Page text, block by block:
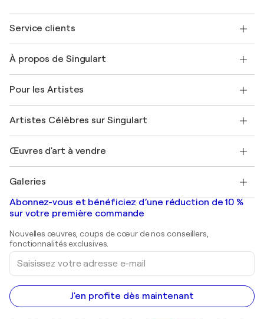
Service clients
Expédition
Offrir une carte cadeau
Rejoignez notre programme commercial
Mon compte
+33 1 76 44 06 42
À propos de Singulart
FAQ
Magazine Singulart
Emplois
Découvrez une sélection d'art original
Pour les Artistes
Se connecter en tant qu'Artiste
Artistes Célèbres sur Singulart
Marc Chagall
Banksy
Mr. Brainwash
Shepard Fairey
Œuvres d'art à vendre
Tableaux abstraits à vendre
Peintures de paysage
Estampes
Peintures acryliques
Galeries
Galeries d'art en France
Galeries d'art en Belgique
Abonnez-vous et bénéficiez d’une réduction de 10 %
sur votre première commande
Nouvelles œuvres, coups de cœur de nos conseillers,
fonctionnalités exclusives.
Saisissez
votre
adresse
e-
mail
J'en profite dès maintenant